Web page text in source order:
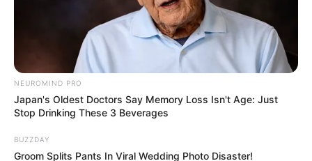
(foto: instagram/thalitalatief)
Biodata & Profil
NEUROMIND PRO
Japan's Oldest Doctors Say Memory Loss Isn't Age: Just
Stop Drinking These 3 Beverages
BUZZDAY
Groom Splits Pants In Viral Wedding Photo Disaster!